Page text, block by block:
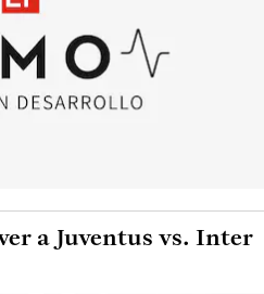
a Juventus vs. Inter